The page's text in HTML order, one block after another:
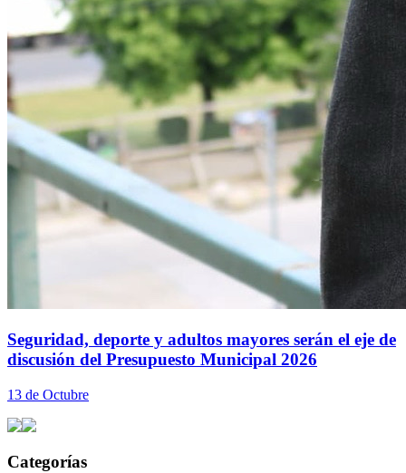
Seguridad, deporte y adultos mayores serán el eje de
discusión del Presupuesto Municipal 2026
13 de Octubre
Categorías